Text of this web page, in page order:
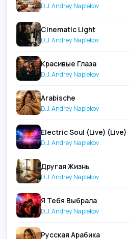
D.J. Andrey Naplekov
Cinematic Light
D.J. Andrey Naplekov
Красивые Глаза
D.J. Andrey Naplekov
Arabische
D.J. Andrey Naplekov
Electric Soul (Live) (Live)
D.J. Andrey Naplekov
Другая Жизнь
D.J. Andrey Naplekov
Я Тебя Выбрала
D.J. Andrey Naplekov
Русская Арабика